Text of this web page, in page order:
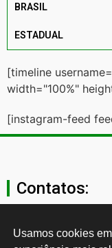
BRASIL
ESTADUAL
[timeline
width="100%"
[instagram-feed
Contatos:
Usamos cookies